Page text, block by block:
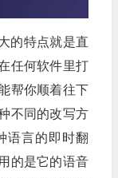
的特点就是直
任何软件里打
帮你顺着往下
不同的改写方
语言的即时翻
的是它的语音